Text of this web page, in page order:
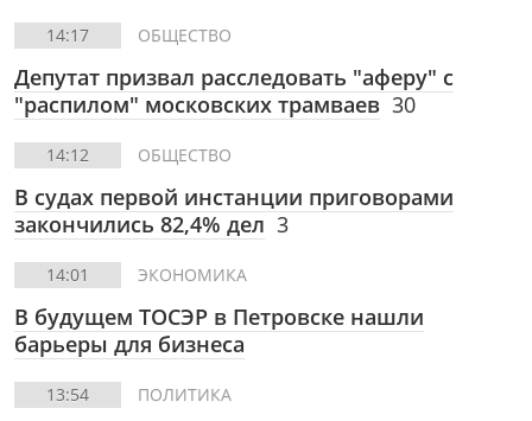
14:17 ОБЩЕСТВО
Депутат призвал расследовать "аферу" с
"распилом" московских трамваев 30
14:12 ОБЩЕСТВО
В судах первой инстанции приговорами
закончились 82,4% дел 3
14:01 ЭКОНОМИКА
В будущем ТОСЭР в Петровске нашли
барьеры для бизнеса
13:54 ПОЛИТИКА